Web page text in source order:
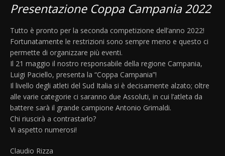
Presentazione Coppa Campania 2022
Tutto è pronto per la seconda competizione dell’anno 2022!
Fortunatamente le restrizioni sono sempre meno e questo ci
permette di organizzare più eventi.
Il 21 maggio il nostro responsabile della regione Campania,
Luigi Paciello, presenta la “Coppa Campania”!
Il livello degli atleti del Sud Italia si è decisamente alzato; oltre
alle varie categorie ci saranno due Assoluti, in cui l’atleta da
battere sarà il grande campione Antonio Grimaldi.
Chi riuscirà a contrastarlo?
Vi aspetto numerosi!
Claudio Rizza